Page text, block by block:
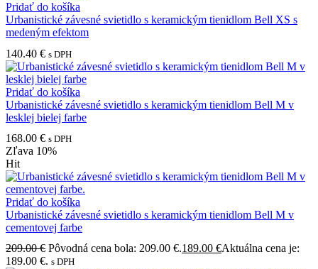
Pridať do košíka
Urbanistické závesné svietidlo s keramickým tienidlom Bell XS s
medeným efektom
140.40 € s DPH
Pridať do košíka
Urbanistické závesné svietidlo s keramickým tienidlom Bell M v
lesklej bielej farbe
168.00 € s DPH
Zľava 10%
Hit
Pridať do košíka
Urbanistické závesné svietidlo s keramickým tienidlom Bell M v
cementovej farbe
209.00€ Pôvodná cena bola: 209.00 €.189.00 €Aktuálna cena je:
189.00 €. s DPH